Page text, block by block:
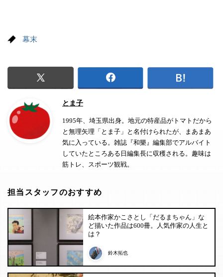
幕末
とま子
1995年、埼玉県出身。地元の特産品がトマトだから
と無理矢理「とま子」と名付けられたが、まあまあ
気に入っている。雑誌『和樂』編集部でアルバイト
していたところある日編集長に収穫される。趣味は
筋トレ、スポーツ観戦。
担当スタッフのおすすめ
絵本作家かこさとし「だるまちゃん」な
ど描いた作品は600冊。人気作家の人生と
は？
鈴木拓也